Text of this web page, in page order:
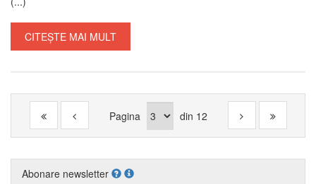
CITEȘTE MAI MULT
Pagina din 12
Abonare newsletter